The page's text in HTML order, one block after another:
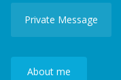
Private Message
About me